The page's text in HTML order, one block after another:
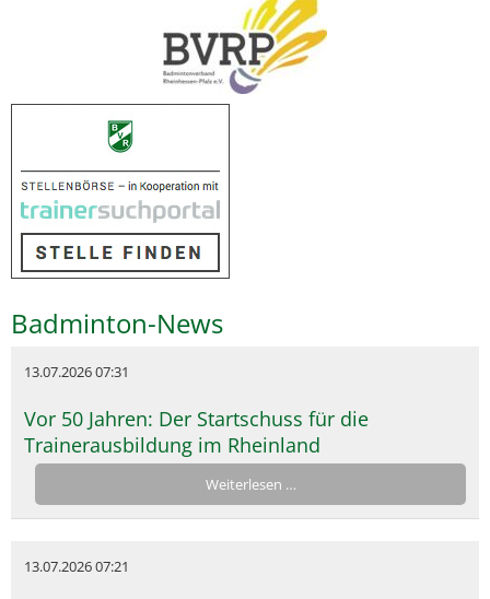
Badminton-News
13.07.2026 07:31
Vor 50 Jahren: Der Startschuss für die
Trainerausbildung im Rheinland
Weiterlesen …
13.07.2026 07:21